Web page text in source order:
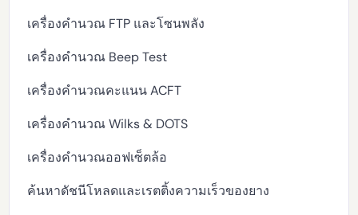
เครื่องคำนวณ FTP และโซนพลัง
เครื่องคำนวณ Beep Test
เครื่องคำนวณคะแนน ACFT
เครื่องคำนวณ Wilks & DOTS
เครื่องคำนวณออฟเซ็ตล้อ
ค้นหาดัชนีโหลดและเรตติ้งความเร็วของยาง